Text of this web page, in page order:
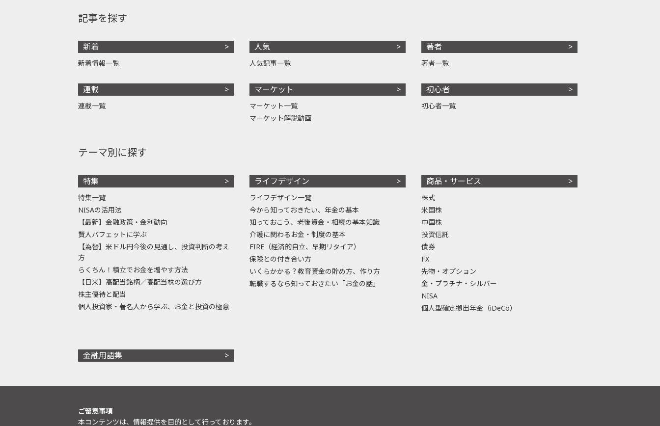
記事を探す
新着
新着情報一覧
連載
連載一覧
人気
人気記事一覧
マーケット
マーケット一覧
マーケット解説動画
著者
著者一覧
初心者
初心者一覧
テーマ別に探す
特集
特集一覧
NISAの活用法
【最新】金融政策・金利動向
賢人バフェットに学ぶ
【為替】米ドル円今後の見通し、投資判断の考え
方
らくちん！積立でお金を増やす方法
【日米】高配当銘柄／高配当株の選び方
株主優待と配当
個人投資家・著名人から学ぶ、お金と投資の極意
ライフデザイン
ライフデザイン一覧
今から知っておきたい、年金の基本
知っておこう、老後資金・相続の基本知識
介護に関わるお金・制度の基本
FIRE（経済的自立、早期リタイア）
保険との付き合い方
いくらかかる？教育資金の貯め方、作り方
転職するなら知っておきたい「お金の話」
商品・サービス
株式
米国株
中国株
投資信託
債券
FX
先物・オプション
金・プラチナ・シルバー
NISA
個人型確定拠出年金（iDeCo）
金融用語集
ご留意事項
本コンテンツは、情報提供を目的として行っております。